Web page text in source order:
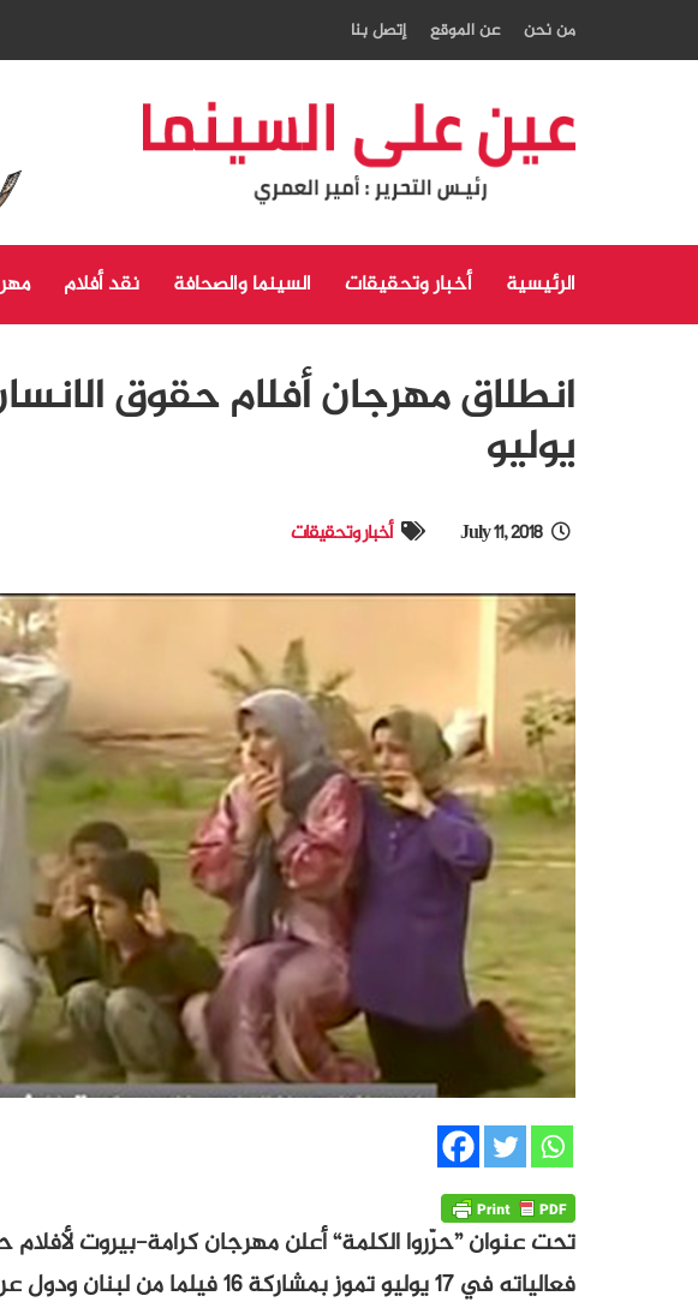
من نحن عن الموقع إتصل بنا
الرئيسية أخبار وتحقيقات السينما والصحافة نقد أفلام
يوليو
July 11, 2018 أخبار وتحقيقات
تحت عنوان ”حرّروا الكلمة“ أعلن مهرجان كرامة-بيروت لأفلام
فعالياته في 17 يوليو تموز بمشاركة 16 فيلما من لبنان ودول عربية وأجنبية أخرى.